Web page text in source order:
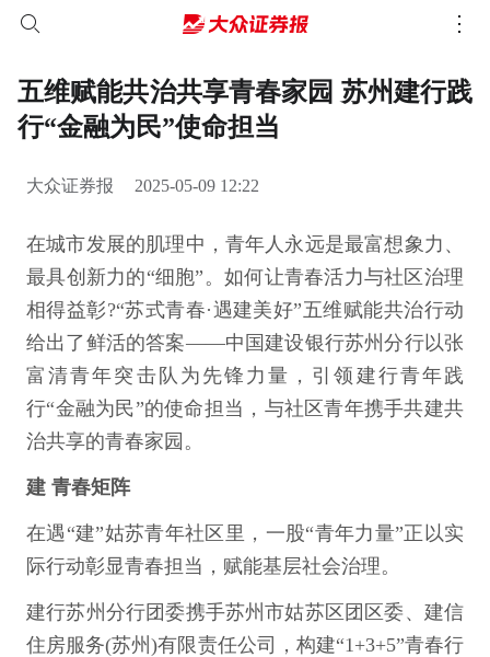
五维赋能共治共享青春家园 苏州建行践
行“金融为民”使命担当
大众证券报 2025-05-09 12:22
在城市发展的肌理中，青年人永远是最富想象力、
最具创新力的“细胞”。如何让青春活力与社区治理
相得益彰?“苏式青春·遇建美好”五维赋能共治行动
给出了鲜活的答案——中国建设银行苏州分行以张
富清青年突击队为先锋力量，引领建行青年践
行“金融为民”的使命担当，与社区青年携手共建共
治共享的青春家园。
建 青春矩阵
在遇“建”姑苏青年社区里，一股“青年力量”正以实
际行动彰显青春担当，赋能基层社会治理。
建行苏州分行团委携手苏州市姑苏区团区委、建信
住房服务(苏州)有限责任公司，构建“1+3+5”青春行